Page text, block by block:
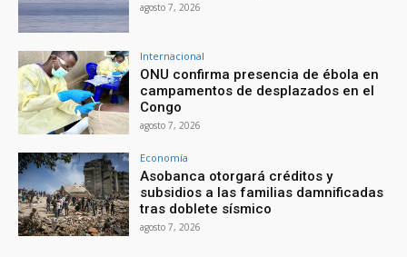
agosto 7, 2026
Internacional
ONU confirma presencia de ébola en
campamentos de desplazados en el
Congo
agosto 7, 2026
Economía
Asobanca otorgará créditos y
subsidios a las familias damnificadas
tras doblete sísmico
agosto 7, 2026